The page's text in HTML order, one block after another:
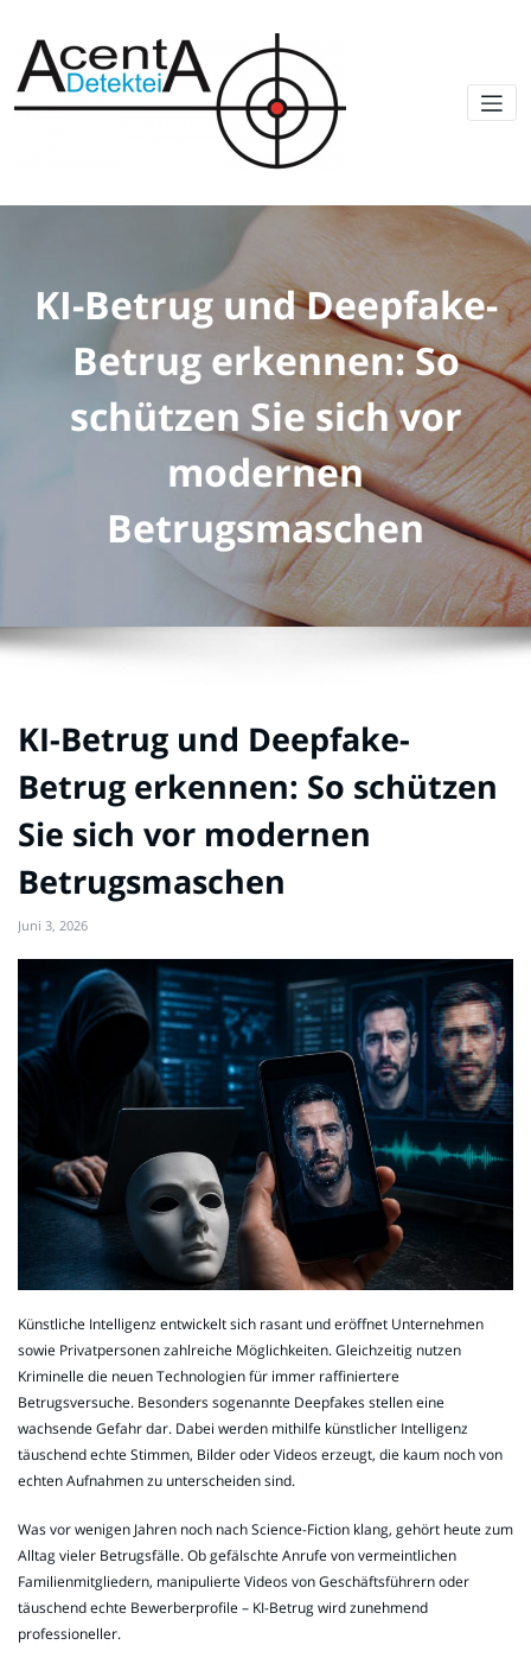
KI-Betrug und Deepfake-
Betrug erkennen: So
schützen Sie sich vor
modernen
Betrugsmaschen
KI-Betrug und Deepfake-
Betrug erkennen: So schützen
Sie sich vor modernen
Betrugsmaschen
Juni 3, 2026
Künstliche Intelligenz entwickelt sich rasant und eröffnet Unternehmen
sowie Privatpersonen zahlreiche Möglichkeiten. Gleichzeitig nutzen
Kriminelle die neuen Technologien für immer raffiniertere
Betrugsversuche. Besonders sogenannte Deepfakes stellen eine
wachsende Gefahr dar. Dabei werden mithilfe künstlicher Intelligenz
täuschend echte Stimmen, Bilder oder Videos erzeugt, die kaum noch von
echten Aufnahmen zu unterscheiden sind.
Was vor wenigen Jahren noch nach Science-Fiction klang, gehört heute zum
Alltag vieler Betrugsfälle. Ob gefälschte Anrufe von vermeintlichen
Familienmitgliedern, manipulierte Videos von Geschäftsführern oder
täuschend echte Bewerberprofile – KI-Betrug wird zunehmend
professioneller.